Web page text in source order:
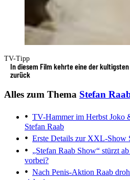
TV-Tipp
In diesem Film kehrte eine der
zurück
Alles zum Thema Stefan
TV-Hammer im Herbst Joko
Stefan Raab
Erste Details zur XXL-Show
„Stefan Raab Show“ stürzt ab
vorbei?
Nach Penis-Aktion Raab